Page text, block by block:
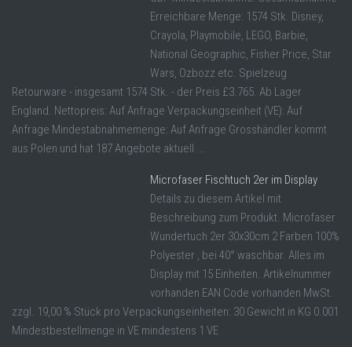
Erreichbare Menge: 1574 Stk. Disney,
Crayola, Playmobile, LEGO, Barbie,
National Geographic, Fisher Price, Star
Wars, Ozbozz etc. Spielzeug
Retourware - insgesamt 1574 Stk. - der Preis £3.765. Ab Lager
England. Nettopreis: Auf Anfrage Verpackungseinheit (VE): Auf
Anfrage Mindestabnahmemenge: Auf Anfrage Grosshändler kommt
aus Polen und hat 187 Angebote aktuell ...
Microfaser Fischtuch 2er im Display
Details zu diesem Artikel mit
Beschreibung zum Produkt. Microfaser
Wundertuch 2er 30x30cm 2 Farben 100%
Polyester , bei 40° waschbar. Alles im
Display mit 15 Einheiten. Artikelnummer
vorhanden EAN Code vorhanden MwSt.
zzgl. 19,00 % Stück pro Verpackungseinheiten: 30 Gewicht in KG 0.001
Mindestbestellmenge in VE mindestens 1 VE